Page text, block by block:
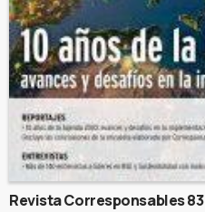
Revista Corresponsables 83